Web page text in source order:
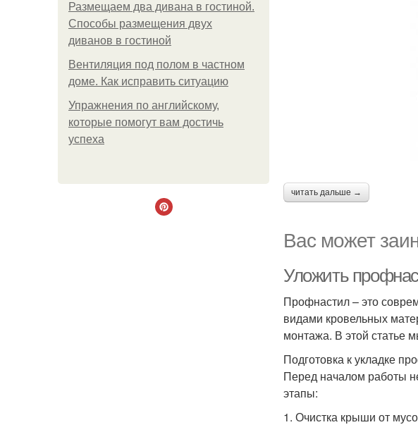
Размещаем два дивана в гостиной.
Способы размещения двух
диванов в гостиной
Вентиляция под полом в частном
доме. Как исправить ситуацию
Упражнения по английскому,
которые помогут вам достичь
успеха
читать дальше →
Вас может
Уложить
Профнастил – это
видами кровельных
монтажа. В этой статье
Подготовка к укладке
Перед началом работы
этапы:
1. Очистка крыши от